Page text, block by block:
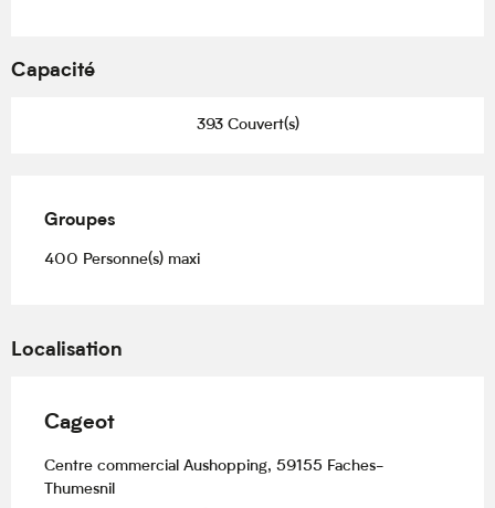
Capacité
393 Couvert(s)
Groupes
Groupes
400 Personne(s) maxi
Localisation
Cageot
Centre commercial Aushopping, 59155 Faches-
Thumesnil